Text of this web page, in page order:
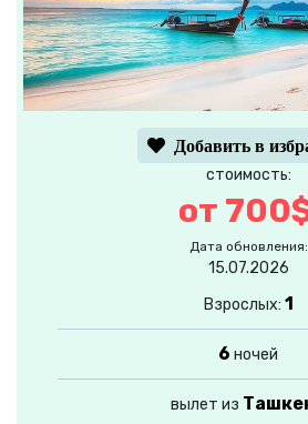
Добавить в
стоимость:
от
Дата обновления:
15.07.2026
Взрослых: 1
6 ночей
вылет из